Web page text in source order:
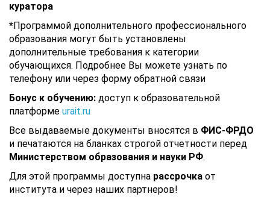
куратора
*Программой дополнительного профессионального
образования могут быть установлены
дополнительные требования к категории
обучающихся. Подробнее Вы можете узнать по
телефону или через форму обратной связи
Бонус к обучению: доступ к образовательной
платформе urait.ru
Все выдаваемые документы вносятся в ФИС-ФРДО
и печатаются на бланках строгой отчетности перед
Министерством образования и науки РФ.
Для этой программы доступна рассрочка от
института и через наших партнеров!